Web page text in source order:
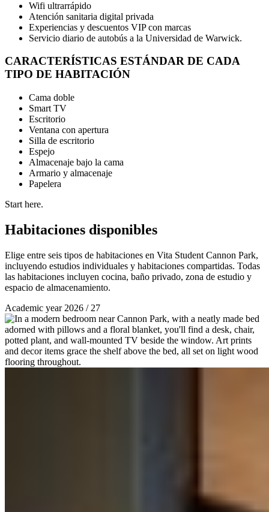
Wifi ultrarrápido
Atención sanitaria digital privada
Experiencias y descuentos VIP con marcas
Servicio diario de autobús a la Universidad de Warwick.
CARACTERÍSTICAS ESTÁNDAR DE CADA
TIPO DE HABITACIÓN
Cama doble
Smart TV
Escritorio
Ventana con apertura
Silla de escritorio
Espejo
Almacenaje bajo la cama
Armario y almacenaje
Papelera
Start here.
Habitaciones disponibles
Elige entre seis tipos de habitaciones en Vita Student Cannon Park,
incluyendo estudios individuales y habitaciones compartidas. Todas
las habitaciones incluyen cocina, baño privado, zona de estudio y
espacio de almacenamiento.
Academic year 2026 / 27